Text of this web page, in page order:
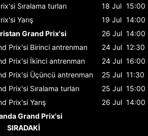
Sıralama turları 18 Jul 15:00
Yarış 19 Jul 14:00
Grand Prix'si
26 Jul 14:00
Prix'si Birinci antrenman 24 Jul 12:30
Prix'si İkinci antrenman 24 Jul 16:00
Prix'si Üçüncü antrenman 25 Jul 11:30
Prix'si Sıralama turları 25 Jul 15:00
Prix'si Yarış 26 Jul 14:00
Grand Prix'si
SIRADAKİ